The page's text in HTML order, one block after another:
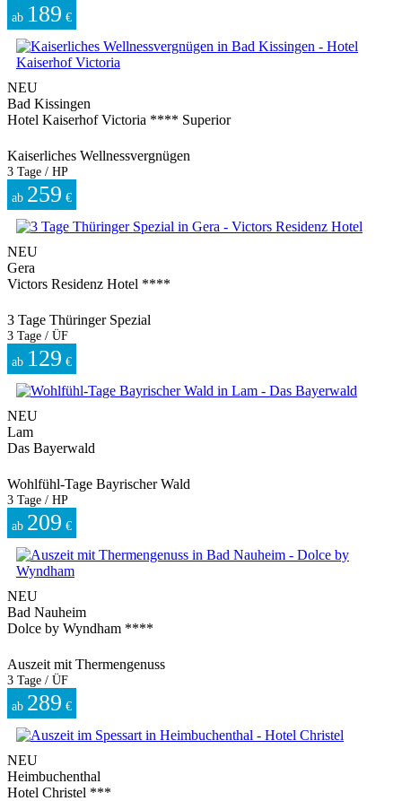
ab 189 €
NEU
Bad Kissingen
Hotel Kaiserhof Victoria **** Superior
Kaiserliches Wellnessvergnügen
3 Tage / HP
ab 259 €
NEU
Gera
Victors Residenz Hotel ****
3 Tage Thüringer Spezial
3 Tage / ÜF
ab 129 €
NEU
Lam
Das Bayerwald
Wohlfühl-Tage Bayrischer Wald
3 Tage / HP
ab 209 €
NEU
Bad Nauheim
Dolce by Wyndham ****
Auszeit mit Thermengenuss
3 Tage / ÜF
ab 289 €
NEU
Heimbuchenthal
Hotel Christel ***